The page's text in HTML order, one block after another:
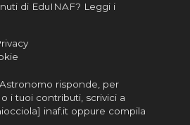
di EduINAF? Leggi i
risponde, per
i tuoi contributi, scrivici a
inaf.it oppure compila